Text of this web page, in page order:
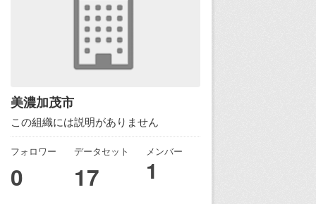
美濃加茂市
この組織には説明がありません
フォロワー
0
データセット
17
メンバー
1